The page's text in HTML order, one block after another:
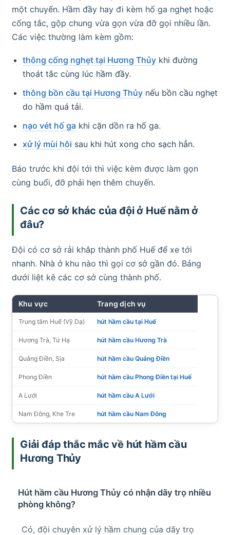
một chuyến. Hầm đầy hay đi kèm hố ga nghẹt hoặc
cống tắc, gộp chung vừa gọn vừa đỡ gọi nhiều lần.
Các việc thường làm kèm gồm:
thông cống nghẹt tại Hương Thủykhi đường
thoát tắc cùng lúc hầm đầy.
thông bồn cầu tại Hương Thủynếu bồn cầu nghẹt
do hầm quá tải.
nạo vét hố ga khi cặn dồn ra hố ga.
xử lý mùi hôi sau khi hút xong cho sạch hẳn.
Báo trước khi đội tới thì việc kèm được làm gọn
cùng buổi, đỡ phải hẹn thêm chuyến.
Các cơ sở khác của đội ở Huế nằm ở
đâu?
Đội có cơ sở rải khắp thành phố Huế để xe tới
nhanh. Nhà ở khu nào thì gọi cơ sở gần đó. Bảng
dưới liệt kê các cơ sở cùng thành phố.
Khu vực Trang dịch vụ
Trung tâm Huế (Vỹ Dạ) hút hầm cầu tại Huế
Hương Trà, Tứ Hạ hút hầm cầu Hương Trà
Quảng Điền, Sịa hút hầm cầu Quảng Điền
Phong Điền hút hầm cầu Phong Điền tại Huế
A Lưới hút hầm cầu A Lưới
Nam Đông, Khe Tre hút hầm cầu Nam Đông
Giải đáp thắc mắc về hút hầm cầu
Hương Thủy
Hút hầm cầu Hương Thủy có nhận dãy trọ nhiều
phòng không?
Có, đội chuyên xử lý hầm chung của dãy trọ